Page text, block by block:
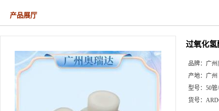
产品展厅
过氧化
品牌： 广州
产地： 广州
型号： 50管
货号：